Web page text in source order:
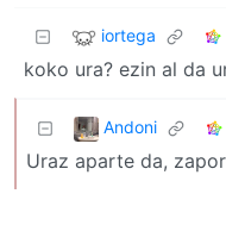
iortega
koko ura? ezin al da
Andoni
Uraz aparte da,